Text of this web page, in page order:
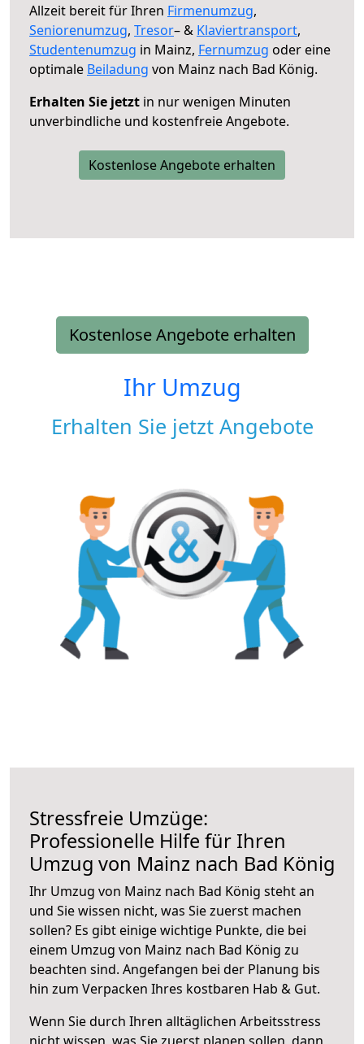
Allzeit bereit für Ihren Firmenumzug,
Seniorenumzug, Tresor– & Klaviertransport,
Studentenumzug in Mainz, Fernumzug oder eine
optimale Beiladung von Mainz nach Bad König.
Erhalten Sie jetzt in nur wenigen Minuten
unverbindliche und kostenfreie Angebote.
Kostenlose Angebote erhalten
Kostenlose Angebote erhalten
Ihr Umzug
Erhalten Sie jetzt Angebote
Stressfreie Umzüge:
Professionelle Hilfe für Ihren
Umzug von Mainz nach Bad König
Ihr Umzug von Mainz nach Bad König steht an
und Sie wissen nicht, was Sie zuerst machen
sollen? Es gibt einige wichtige Punkte, die bei
einem Umzug von Mainz nach Bad König zu
beachten sind. Angefangen bei der Planung bis
hin zum Verpacken Ihres kostbaren Hab & Gut.
Wenn Sie durch Ihren alltäglichen Arbeitsstress